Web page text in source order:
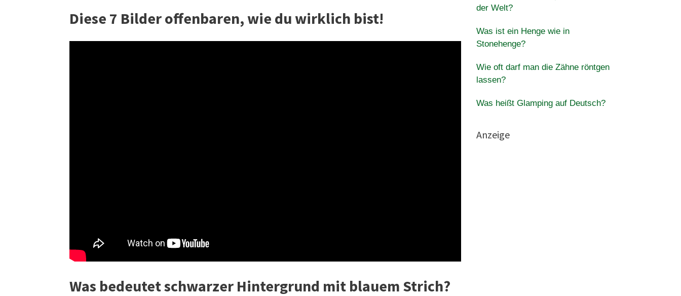
Diese 7 Bilder offenbaren, wie du wirklich bist!
Was bedeutet schwarzer Hintergrund mit blauem Strich?
der Welt?
Was ist ein Henge wie in
Stonehenge?
Wie oft darf man die Zähne röntgen
lassen?
Was heißt Glamping auf Deutsch?
Anzeige